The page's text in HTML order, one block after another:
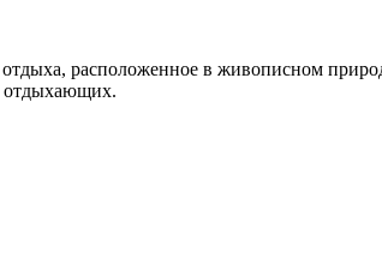
расположенное в живописном
отдыхающих.